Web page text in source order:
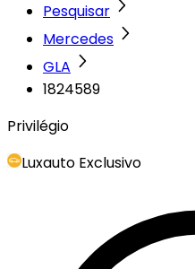
Pesquisar
Mercedes
GLA
1824589
Privilégio
Luxauto Exclusivo